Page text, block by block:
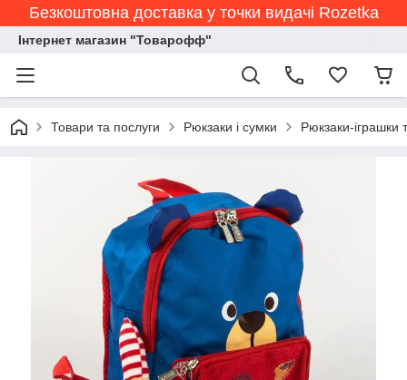
Безкоштовна доставка у точки видачі Rozetka
Інтернет магазин "Товарофф"
Товари та послуги Рюкзаки і сумки Рюкзаки-іграшки